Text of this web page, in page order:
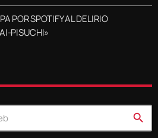
POR SPOTIFY AL DELIRIO
PISUCHI»
search